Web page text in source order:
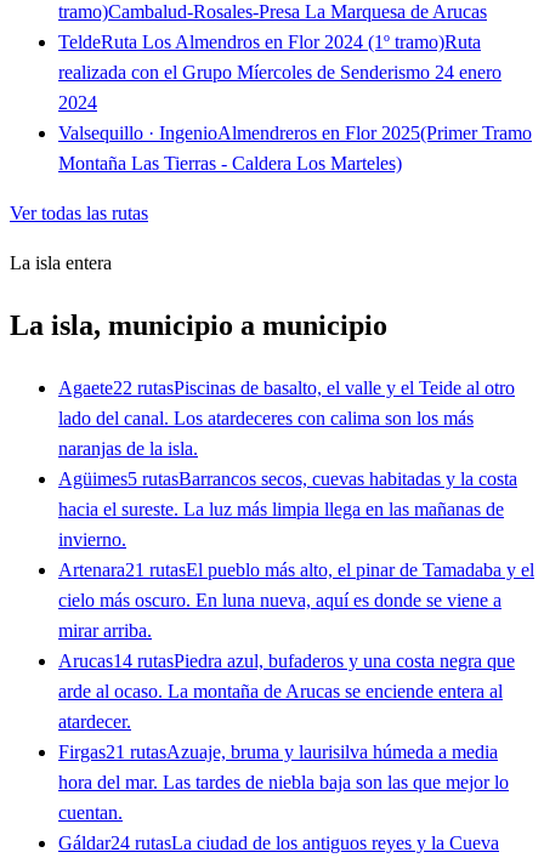
tramo)Cambalud-Rosales-Presa La Marquesa de Arucas
TeldeRuta Los Almendros en Flor 2024 (1º tramo)Ruta
realizada con el Grupo Míercoles de Senderismo 24 enero
2024
Valsequillo · IngenioAlmendreros en Flor 2025(Primer Tramo
Montaña Las Tierras - Caldera Los Marteles)
Ver todas las rutas
La isla entera
La isla, municipio a municipio
Agaete22 rutasPiscinas de basalto, el valle y el Teide al otro
lado del canal. Los atardeceres con calima son los más
naranjas de la isla.
Agüimes5 rutasBarrancos secos, cuevas habitadas y la costa
hacia el sureste. La luz más limpia llega en las mañanas de
invierno.
Artenara21 rutasEl pueblo más alto, el pinar de Tamadaba y el
cielo más oscuro. En luna nueva, aquí es donde se viene a
mirar arriba.
Arucas14 rutasPiedra azul, bufaderos y una costa negra que
arde al ocaso. La montaña de Arucas se enciende entera al
atardecer.
Firgas21 rutasAzuaje, bruma y laurisilva húmeda a media
hora del mar. Las tardes de niebla baja son las que mejor lo
cuentan.
Gáldar24 rutasLa ciudad de los antiguos reyes y la Cueva